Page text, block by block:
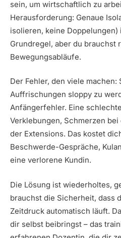
sein, um wirtschaftlich zu
Herausforderung: Genaue
isolieren, keine
Grundregel, aber du brauchst
Bewegungsabläufe.
Der Fehler, den viele machen:
Auffrischungen sloppy zu
Anfängerfehler. Eine
Verklebungen, Schmerzen
der Extensions. Das kostet
Beschwerde-Gespräche,
eine verlorene Kundin.
Die Lösung ist wiederholtes,
brauchst die Sicherheit, dass
Zeitdruck automatisch läuft.
dir selbst beibringst – das